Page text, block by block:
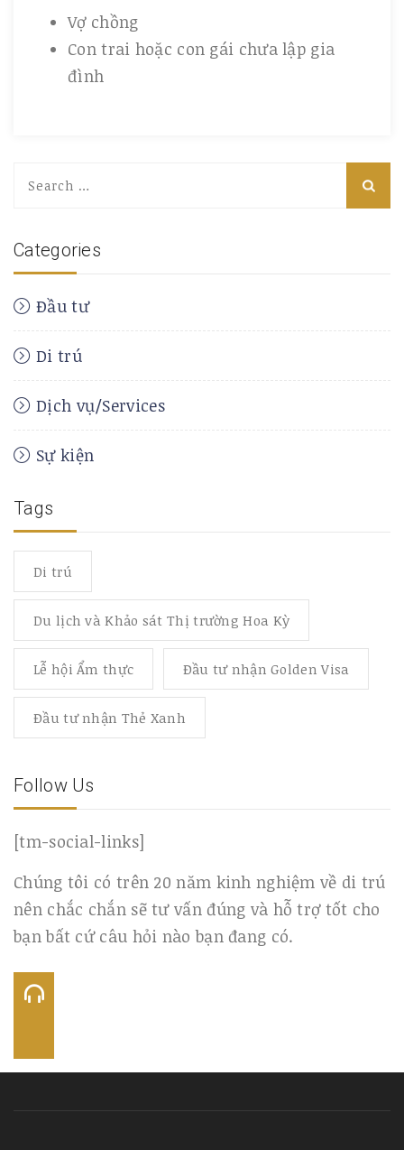
Vợ chồng
Con trai hoặc con gái chưa lập gia
đình
Search
Categories
Đầu tư
Di trú
Dịch vụ/Services
Sự kiện
Tags
Di trú
Du lịch và Khảo sát Thị trường Hoa Kỳ
Lễ hội Ẩm thực Đầu tư nhận Golden Visa
Đầu tư nhận Thẻ Xanh
Follow Us
[tm-social-links]
Chúng tôi có trên 20 năm kinh nghiệm về di trú
nên chắc chắn sẽ tư vấn đúng và hỗ trợ tốt cho
bạn bất cứ câu hỏi nào bạn đang có.